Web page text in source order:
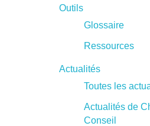
Outils
Glossaire
Ressources
Actualités
Toutes les
Actualités de
Conseil